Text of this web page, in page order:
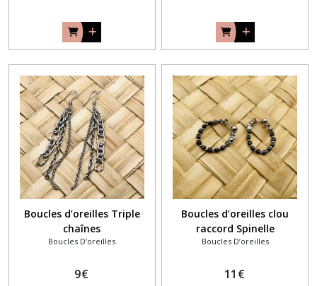
Boucles d’oreilles Triple
chaînes
Boucles D’oreilles
9€
Boucles d’oreilles clou
raccord Spinelle
Boucles D’oreilles
11 €